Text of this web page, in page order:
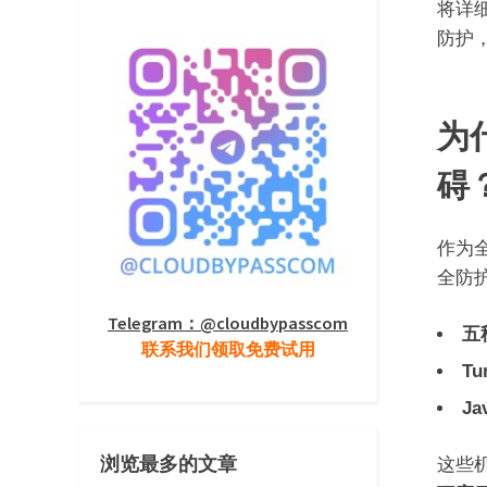
将详
防护
为
碍
作为
全防
五
这些
Telegram：@cloudbypasscom
联系我们领取免费试用
浏览最多的文章